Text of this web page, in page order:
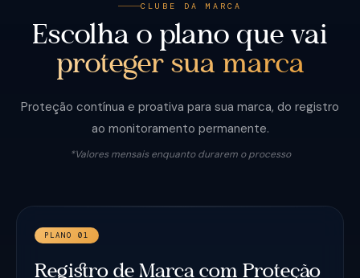
CLUBE DA MARCA
Escolha o plano que vai
proteger sua marca
Proteção contínua e proativa para sua marca, do registro
ao monitoramento permanente.
*Valores mensais enquanto durarem o processo
PLANO 01
Registro de Marca com Proteção